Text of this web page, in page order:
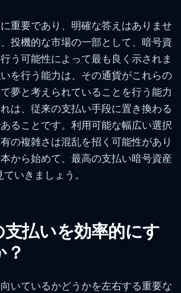
重要であり、明確な答えはありませ
投機的な市場の一部として、暗号資
う可能性によって最も良く示されま
を行う能力は、その通貨がこれらの
夢と考えられていることを行う能力
は、従来の支払い手段に置き換わる
ることです。利用可能な幅広い選択
の複雑さは混乱を招く可能性があり
から始めて、最高の支払い暗号資産
いきましょう。
払いを効率的にす
いているかどうかを左右する重要な